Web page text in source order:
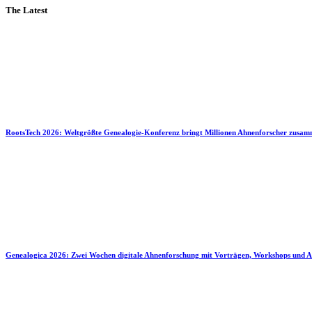
The Latest
RootsTech 2026: Weltgrößte Genealogie-Konferenz bringt Millionen Ahnenforscher
Genealogica 2026: Zwei Wochen digitale Ahnenforschung mit Vorträgen, Workshops und